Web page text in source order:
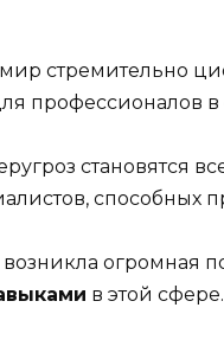
стремительно
профессионалов в
становятся
способных
возникла огромная
в этой сфере.